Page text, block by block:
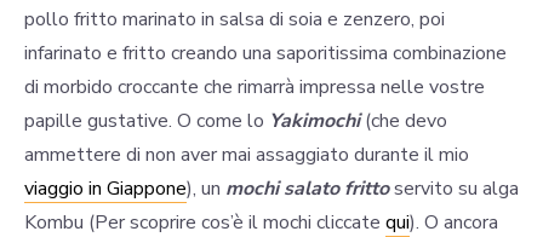
pollo fritto marinato in salsa di soia e zenzero, poi
infarinato e fritto creando una saporitissima combinazione
di morbido croccante che rimarrà impressa nelle vostre
papille gustative. O come lo Yakimochi(che devo
ammettere di non aver mai assaggiato durante il mio
viaggio in Giappone), un mochi salato frittoservito su alga
Kombu (Per scoprire cos’è il mochi cliccate qui). O ancora